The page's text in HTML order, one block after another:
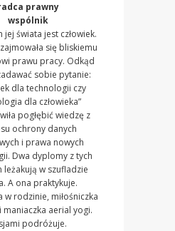
prawny
wspólnik
jej świata jest człowiek.
się bliskiemu
prawu pracy. Odkąd
sobie pytanie:
dla technologii czy
dla człowieka”
pogłębić wiedzę z
ochrony danych
i prawa nowych
Dwa dyplomy z tych
leżakują w szufladzie
A ona praktykuje.
w rodzinie, miłośniczka
maniaczka aerial yogi.
podróżuje.